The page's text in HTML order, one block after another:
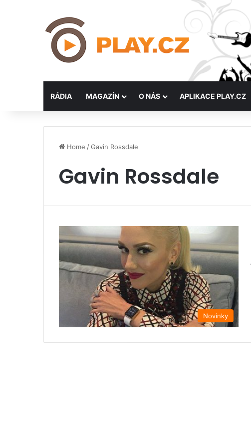
RÁDIA MAGAZÍN O NÁS APLIKACE PLAY.CZ
Home /Gavin Rossdale
Gavin Rossdale
Novinky